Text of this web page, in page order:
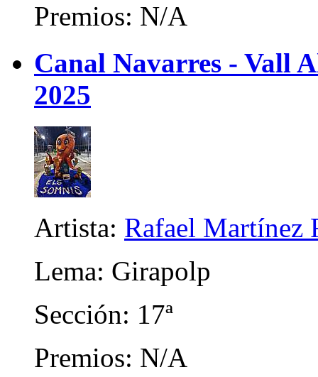
Premios: N/A
Canal Navarres - Vall
2025
Artista: Rafael Martínez
Lema: Girapolp
Sección: 17ª
Premios: N/A